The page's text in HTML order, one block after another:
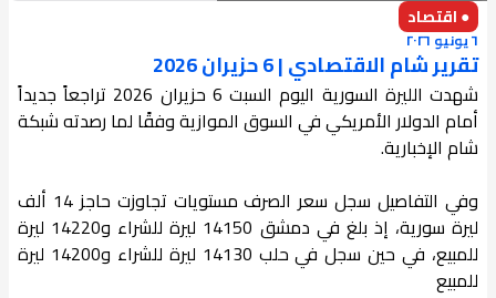
● اقتصاد
٦ يونيو ٢٠٢٦
تقرير شام الاقتصادي | 6 حزيران 2026
شهدت الليرة السورية اليوم السبت 6 حزيران 2026 تراجعاً جديداً
أمام الدولار الأمريكي في السوق الموازية وفقًا لما رصدته شبكة
شام الإخبارية.
وفي التفاصيل سجل سعر الصرف مستويات تجاوزت حاجز 14 ألف
ليرة سورية، إذ بلغ في دمشق 14150 ليرة للشراء و14220 ليرة
للمبيع، في حين سجل في حلب 14130 ليرة للشراء و14200 ليرة
للمبيع